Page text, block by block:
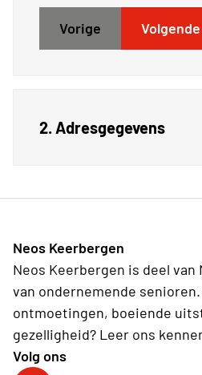
Vorige Volgende
2. Adresgegevens
Neos Keerbergen
Neos Keerbergen is deel
van ondernemende
ontmoetingen, boeiende
gezelligheid? Leer ons
Volg ons